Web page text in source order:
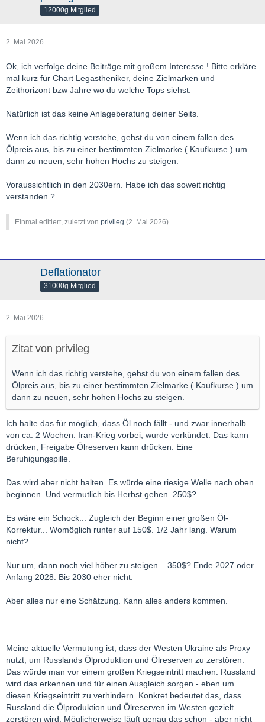
12000g Mitglied
2. Mai 2026
Ok, ich verfolge deine Beiträge mit großem Interesse ! Bitte erkläre
mal kurz für Chart Legastheniker, deine Zielmarken und
Zeithorizont bzw Jahre wo du welche Tops siehst.
Natürlich ist das keine Anlageberatung deiner Seits.
Wenn ich das richtig verstehe, gehst du von einem fallen des
Ölpreis aus, bis zu einer bestimmten Zielmarke ( Kaufkurse ) um
dann zu neuen, sehr hohen Hochs zu steigen.
Voraussichtlich in den 2030ern. Habe ich das soweit richtig
verstanden ?
Einmal editiert, zuletzt von privileg (2. Mai 2026)
Deflationator
31000g Mitglied
2. Mai 2026
Zitat von privileg
Wenn ich das richtig verstehe, gehst du von einem fallen des
Ölpreis aus, bis zu einer bestimmten Zielmarke ( Kaufkurse ) um
dann zu neuen, sehr hohen Hochs zu steigen.
Ich halte das für möglich, dass Öl noch fällt - und zwar innerhalb
von ca. 2 Wochen. Iran-Krieg vorbei, wurde verkündet. Das kann
drücken, Freigabe Ölreserven kann drücken. Eine
Beruhigungspille.
Das wird aber nicht halten. Es würde eine riesige Welle nach oben
beginnen. Und vermutlich bis Herbst gehen. 250$?
Es wäre ein Schock... Zugleich der Beginn einer großen Öl-
Korrektur... Womöglich runter auf 150$. 1/2 Jahr lang. Warum
nicht?
Nur um, dann noch viel höher zu steigen... 350$? Ende 2027 oder
Anfang 2028. Bis 2030 eher nicht.
Aber alles nur eine Schätzung. Kann alles anders kommen.
Meine aktuelle Vermutung ist, dass der Westen Ukraine als Proxy
nutzt, um Russlands Ölproduktion und Ölreserven zu zerstören.
Das würde man vor einem großen Kriegseintritt machen. Russland
wird das erkennen und für einen Ausgleich sorgen - eben um
diesen Kriegseintritt zu verhindern. Konkret bedeutet das, dass
Russland die Ölproduktion und Ölreserven im Westen gezielt
zerstören wird. Möglicherweise läuft genau das schon - aber nicht